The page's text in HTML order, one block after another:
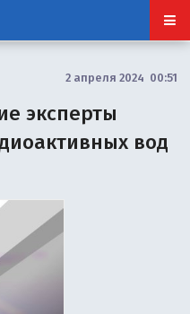
2 апреля 2024 00:51
эксперты
вод